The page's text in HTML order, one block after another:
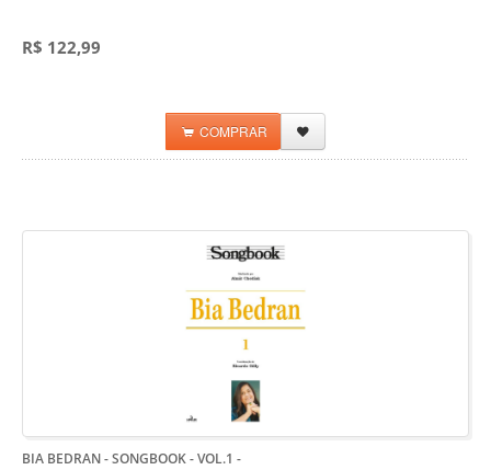
R$ 122,99
COMPRAR
BIA BEDRAN - SONGBOOK - VOL.1 -